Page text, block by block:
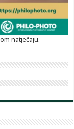
natječaju.